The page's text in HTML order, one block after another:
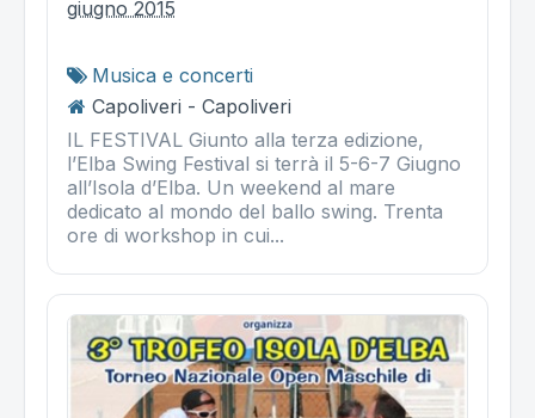
giugno 2015
Musica e concerti
Capoliveri - Capoliveri
IL FESTIVAL Giunto alla terza edizione,
l’Elba Swing Festival si terrà il 5-6-7 Giugno
all’Isola d’Elba. Un weekend al mare
dedicato al mondo del ballo swing. Trenta
ore di workshop in cui...